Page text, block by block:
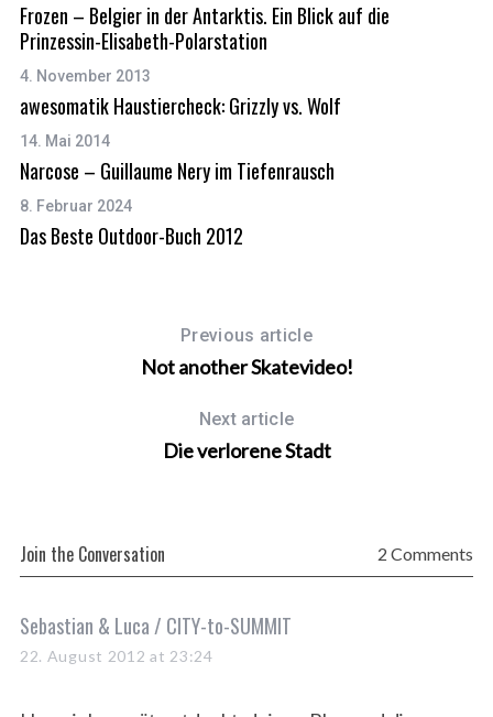
Frozen – Belgier in der Antarktis. Ein Blick auf die
Prinzessin-Elisabeth-Polarstation
4. November 2013
awesomatik Haustiercheck: Grizzly vs. Wolf
14. Mai 2014
Narcose – Guillaume Nery im Tiefenrausch
8. Februar 2024
Das Beste Outdoor-Buch 2012
Previous article
Not another Skatevideo!
Next article
Die verlorene Stadt
Join the Conversation 2 Comments
s
a
Sebastian & Luca / CITY-to-SUMMIT
22. August 2012 at 23:24
e
a
c
h